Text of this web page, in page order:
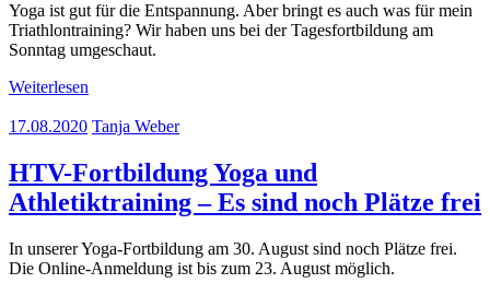
Yoga ist gut für die Entspannung. Aber bringt es auch was für mein
Triathlontraining? Wir haben uns bei der Tagesfortbildung am
Sonntag umgeschaut.
Weiterlesen
17.08.2020 Tanja Weber
HTV-Fortbildung Yoga und
Athletiktraining – Es sind noch Plätze frei
In unserer Yoga-Fortbildung am 30. August sind noch Plätze frei.
Die Online-Anmeldung ist bis zum 23. August möglich.